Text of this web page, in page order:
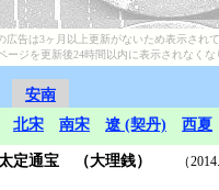
広告は3ヶ月以上更新がないため表示され
ージを更新後24時間以内に表示されなくな
安南
北宋 南宋 遼 (契丹) 西夏
定通宝 （大理銭） （